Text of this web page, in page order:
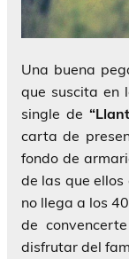
Una buena
que suscita en
single de
carta de
fondo de
de las que
no llega a los
de
disfrutar del